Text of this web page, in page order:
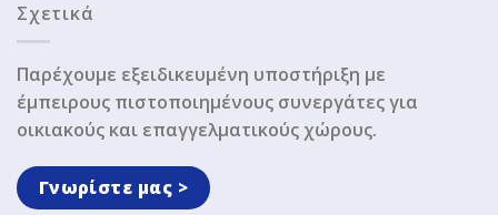
Σχετικά
Παρέχουμε εξειδικευμένη υποστήριξη με
έμπειρους πιστοποιημένους συνεργάτες για
οικιακούς και επαγγελματικούς χώρους.
Γνωρίστε μας >